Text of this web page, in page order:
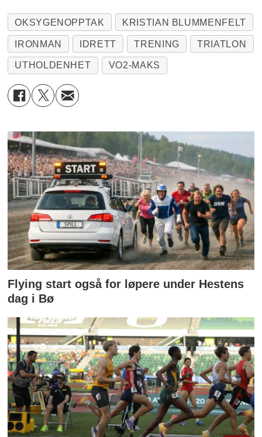
OKSYGENOPPTAK KRISTIAN BLUMMENFELT
IRONMAN IDRETT TRENING TRIATLON
UTHOLDENHET VO2-MAKS
Flying start også for løpere under Hestens
dag i Bø